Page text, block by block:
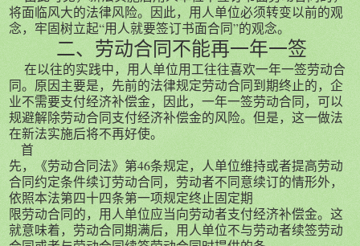
将面临风大的法律风险。因此，用人单位必须转变以前的观
念，牢固树立起“用人就要签订书面合同”的观念。
二、劳动合同不能再一年一签
在以往的实践中，用人单位用工往往喜欢一年一签劳动合
同。原因主要是，先前的法律规定劳动合同到期终止的，企
业不需要支付经济补偿金，因此，一年一签劳动合同，可以
规避解除劳动合同支付经济补偿金的风险。但是，这一做法
在新法实施后将不再好使。
首
先，《劳动合同法》第46条规定，人单位维持或者提高劳动
合同约定条件续订劳动合同，劳动者不同意续订的情形外，
依照本法第四十四条第一项规定终止固定期
限劳动合同的，用人单位应当向劳动者支付经济补偿金。这
就意味着，劳动合同期满后，用人单位不与劳动者续签劳动